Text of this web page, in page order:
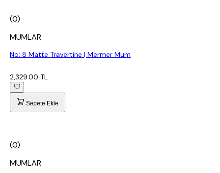
(0)
MUMLAR
No: 8 Matte Travertine | Mermer Mum
2,329.00 TL
Sepete Ekle
(0)
MUMLAR